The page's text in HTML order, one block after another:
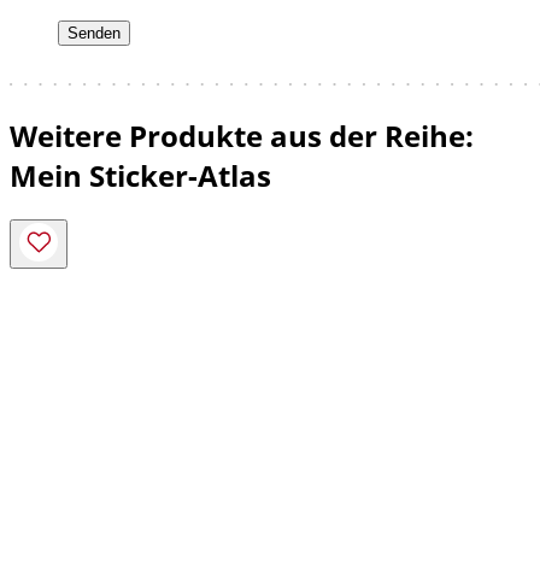
Weitere Produkte aus der Reihe:
Mein Sticker-Atlas